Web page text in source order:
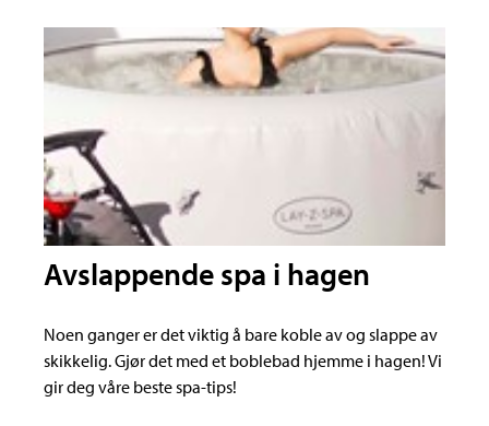
Avslappende spa i hagen
Noen ganger er det viktig å bare koble av og slappe av
skikkelig. Gjør det med et boblebad hjemme i hagen! Vi
gir deg våre beste spa-tips!